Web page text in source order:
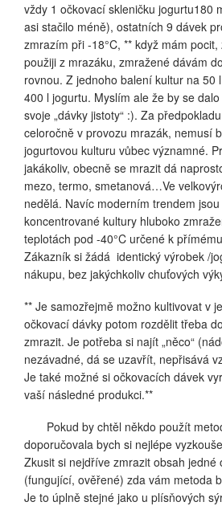
vždy 1 očkovací skleničku jogurtu180
asi stačilo méně), ostatních 9 dávek
zmrazím při -18°C, ** když mám
použiji z mrazáku, zmražené dávám
rovnou. Z jednoho balení kultur na 50
400 l jogurtu. Myslím ale že by se
svoje „dávky jistoty“ :). Za
celoročně v provozu mrazák, nemusí
jogurtovou kulturu vůbec významné.
jakákoliv, obecně se mrazit dá
mezo, termo, smetanová…Ve
nedělá. Navíc moderním trendem
koncentrované kultury hluboko
teplotách pod -40°C určené k
Zákazník si žádá identický výrobek /
nákupu, bez jakýchkoliv chuťových
** Je samozřejmě možno kultivovat v
očkovací dávky potom rozdělit třeba
zmrazit. Je potřeba si najít „něco“
nezávadné, dá se uzavřít, nepřisává
Je také možné si očkovacích dávek
vaší následné produkci.**
Pokud by chtěl někdo použít
doporučovala bych si nejlépe
Zkusit si nejdříve zmrazit obsah jedné
(fungující, ověřené) zda vám metoda
Je to úplně stejné jako u plísňových